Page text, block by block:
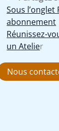
Sous
abonnement
Réunissez-
un Atelier
Nous